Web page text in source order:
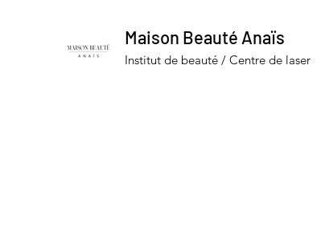
Maison Beauté Anaïs
Institut de beauté / Centre de laser